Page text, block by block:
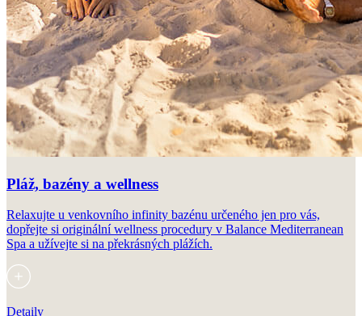
Pláž, bazény a wellness
Relaxujte u venkovního infinity bazénu určeného jen pro vás,
dopřejte si originální wellness procedury v Balance Mediterranean
Spa a užívejte si na překrásných plážích.
Detaily